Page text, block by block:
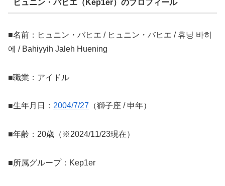
ヒュニン・バヒエ（Kep1er）のプロフィール
■名前：ヒュニン・バヒエ / ヒュニン・バヒエ / 휴닝 바히
에 / Bahiyyih Jaleh Huening
■職業：アイドル
■生年月日： 2004/7/27 （獅子座 / 申年）
■年齢：20歳（※2024/11/23現在）
■所属グループ：Kep1er